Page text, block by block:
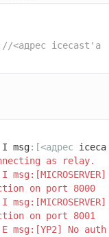
//<адрес icecast'а
I msg:[<адрес iceca
as relay.
on port 8000
on port 8001
msg:[YP2] No auth